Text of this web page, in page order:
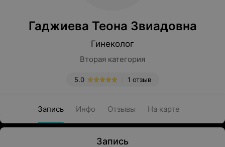
Гаджиева Теона Звиадовна
Гинеколог
Вторая категория
1 отзыв
5.0
Запись Инфо Отзывы На карте
Запись